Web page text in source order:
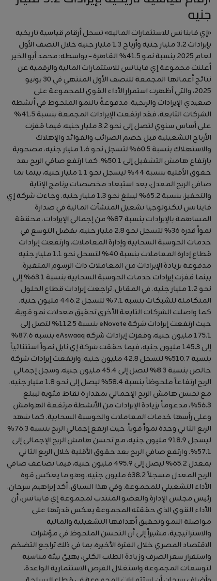
أخبار عربية وعالمية
علوم وتكنولوجيا
طب وعلاج
سياسة ونواب
محافظات
مقالات
جنيه
«إي فاينانس للاستثمارات الماليه» تسجل أرقام قياسية تاريخيه
بإيرادات 3.2 مليار جنيه وأرباح 1.3 مليار جنيه خلال النصف الأول
لعام 2025 بنسبة نمو 41.5% القاهرة – بواسطه: محمد أبو الخير
أعلنت مجموعة إي فاينانس للاستثمارات المالية والرقمية عن
نتائج أعمالها المجمعة للنصف الأول المنتهي في 30 يونيو
2025، والتي أظهرت استمرار الأداء القوي للمجموعة على
صعيدي الإيرادات والربحية، مدفوعةً بالنمو الملحوظ في أنشطة
الشركات التابعة. فقد ارتفعت الإيرادات المجمعة بنسبة 41.5%
على أساس سنوي لتصل إلى نحو 3.2 مليار جنيه، فيما قفزت
الأرباح التشغيلية قبل خصم الضرائب والفوائد والإهلاك
والاستهلاك بنسبة 60.5% لتسجل نحو 1.6 مليار جنيه، مصحوبة
بارتفاع هامش التشغيل إلى 50.1%. كما ارتفع صافي الربح بعد
حقوق الأقلية بنسبة 44% ليسجل نحو 1.1 مليار جنيه، بينما نما
صافي الربح المعدل، بعد استبعاد مخصصات برنامج الإثابة
والتحفيز، بنسبة 65.2% ليبلغ نحو 1.3 مليار جنيه. وجاءت شركة إي
فاينانس لتكنولوجيا تشغيل المنشآت المالية في صدارة
المساهمة بالإيرادات بنسبة 87% من إجمالي الإيرادات، محققة
نمواً قدره 36% لتسجل نحو 2.8 مليار جنيه، بفضل التوسع في
خدمات الحوسبة السحابية وإدارة المعاملات. وارتفعت إيرادات
قطاع إدارة المعاملات بنسبة 40% لتسجل نحو 1.1 مليار جنيه
مدفوعة بزيادة الإيرادات من المعاملات ذات الرسوم المتغيرة،
بينما قفزت إيرادات خدمات الحوسبة السحابية بنسبة 63.1% إلى
نحو 1.2 مليار جنيه. في المقابل، تراجعت إيرادات قطاع الحلول
المتكاملة للشبكات بنسبة 7.1% لتسجل 446.2 مليون جنيه.
كما واصلت الشركات التابعة الأخرى تحقيق معدلات نمو قوية،
حيث ارتفعت إيرادات شركة eNovate بنسبة 112.5% لتصل إلى
175.1 مليون جنيه، وقفزت إيرادات شركة eAswaaq بنسبة 87.6%
إلى 145.3 مليون جنيه، فيما حققت شركة إي نابل نمواً استثنائياً
بنسبة 510.7% لتسجل 42.8 مليون جنيه، وارتفعت إيرادات شركة
خالص بنسبة 8.3% لتصل إلى 45.4 مليون جنيه. وسجل إجمالي
الربح ارتفاعاً ملحوظاً بنسبة 58.4% ليصل إلى نحو 1.8 مليار جنيه،
مع تحسن هامش الربح الإجمالي بمقدار 6 نقاط مئوية ليبلغ
56.3%، مدعوماً بزيادة الإيرادات من الأنشطة مرتفعة الهوامش
وعلى رأسها خدمات المعاملات والحوسبة السحابية. كما شهد
الربع الثاني وحده نمواً قوياً، حيث ارتفع إجمالي الربح بنسبة 76.3%
ليسجل 918.9 مليون جنيه، مع تحسن هامش الربح الإجمالي إلى
57.1%. وارتفع صافي الربح بعد حقوق الأقلية خلال الربع الثاني
بمعدل 65.2% ليصل إلى 495.9 مليون جنيه، فيما تضاعف صافي
الربح المعدل مسجلاً 638.2 مليون جنيه، وهو ما يعكس قوة
الأداء التشغيلي للمجموعة. وفي هذا السياق، أكد إبراهيم سرحان،
رئيس مجلس الإدارة والعضو المنتدب لمجموعة إي فاينانس، أن
الأداء القوي الذي حققته المجموعة يعكس قدرتها على
مواصلة النمو وتحقيق أهدافها التشغيلية والمالية
والاستراتيجية، مشيراً إلى أن التحسن الملحوظ في مؤشرات
الاقتصاد المصري خلال الفترة الأخيرة، بما في ذلك تراجع التضخم
واستقرار سعر الصرف وزيادة الطلب الكلي، يهيئ بيئة مناسبة
لتوسعات المجموعة واستغلال الفرص الاستثمارية الواعدة.